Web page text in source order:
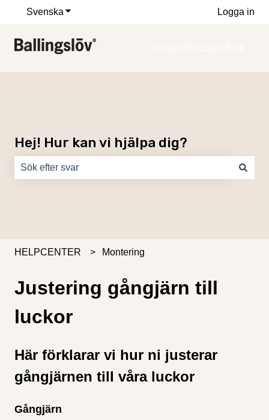
Svenska Visa undermenyer för översättningar Logga in
Hej! Hur kan vi hjälpa dig?
HELPCENTER Montering
Justering gångjärn till
luckor
Här förklarar vi hur ni justerar
gångjärnen till våra luckor
Gångjärn